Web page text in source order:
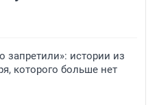
запретили»: истории из
которого больше нет